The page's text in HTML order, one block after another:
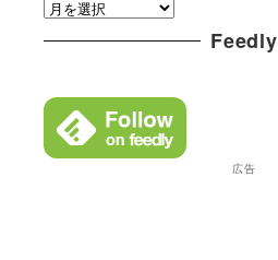
リ
ー
ア
ー
イ
ブ
Feedly
広告